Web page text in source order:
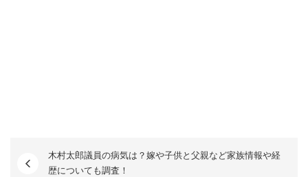
木村太郎議員の病気は？嫁や子供と父親など家族情報や経
歴についても調査！